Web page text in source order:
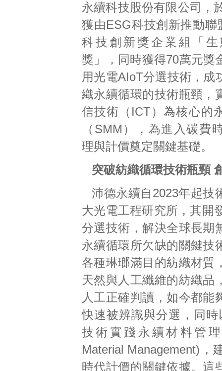
永續科技股份有限公司，
獲由ESG科技創新推動聯
科技創新獎企業組「
獎」，同時獲得70萬元獎
用光電AIoT分選技術，成
織永續循環的技術瓶頸，
信技術（ICT）為核心的
（SMM），為進入碳費
理與計價奠定關鍵基礎。
突破紡織循環技術瓶頸
沛德永續自2023年起技
大光電工程研究所，其開
分選技術，解決全球長期
永續循環所欠缺的關鍵技
各種琳瑯滿目的紡織材質
天然與人工纖維的紡織品
人工正確判讀，如今都能
快速被辨識與分選，同時
技術實踐永續材料管理
Material Management)，
時代計價的關鍵依據。這